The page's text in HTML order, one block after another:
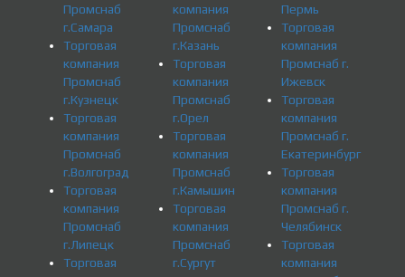
Промснаб
г.Самара
Торговая
компания
Промснаб
г.Кузнецк
Торговая
компания
Промснаб
г.Волгоград
Торговая
компания
Промснаб
г.Липецк
Торговая
компания
Промснаб
г.Казань
Торговая
компания
Промснаб
г.Орел
Торговая
компания
Промснаб
г.Камышин
Торговая
компания
Промснаб
г.Сургут
Пермь
Торговая
компания
Промснаб г.
Ижевск
Торговая
компания
Промснаб г.
Екатеринбург
Торговая
компания
Промснаб г.
Челябинск
Торговая
компания